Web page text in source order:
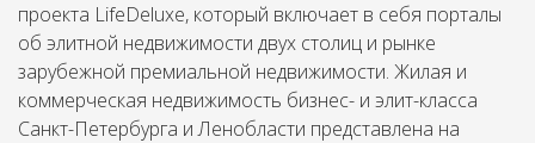
проекта LifeDeluxe, который включает в себя порталы
об элитной недвижимости двух столиц и рынке
зарубежной премиальной недвижимости. Жилая и
коммерческая недвижимость бизнес- и элит-класса
Санкт-Петербурга и Ленобласти представлена на